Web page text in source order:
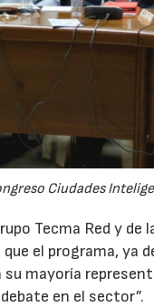
Ciudades
Tecma Red y de
que el programa, ya
mayoría
en el sector”.